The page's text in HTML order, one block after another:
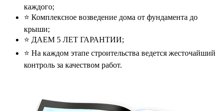
каждого;
⭐️ Комплексное возведение дома от фундамента до
крыши;
⭐️ ДАЕМ 5 ЛЕТ ГАРАНТИИ;
⭐️ На каждом этапе строительства ведется жесточайший
контроль за качеством работ.